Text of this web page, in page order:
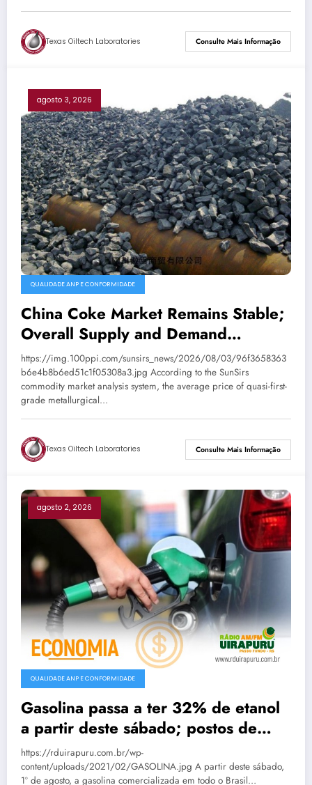
Texas Oiltech Laboratories Consulte Mais Informação
agosto 3, 2026
QUALIDADE ANP E CONFORMIDADE
China Coke Market Remains Stable;
Overall Supply and Demand
Balanced
https://img.100ppi.com/sunsirs_news/2026/08/03/96f3658363
b6e4b8b6ed51c1f05308a3.jpg According to the SunSirs
commodity market analysis system, the average price of quasi-first-
grade metallurgical…
Texas Oiltech Laboratories Consulte Mais Informação
agosto 2, 2026
QUALIDADE ANP E CONFORMIDADE
Gasolina passa a ter 32% de etanol
a partir deste sábado; postos de
Passo Fundo já aguardam nova
composição
https://rduirapuru.com.br/wp-
content/uploads/2021/02/GASOLINA.jpg A partir deste sábado,
1º de agosto, a gasolina comercializada em todo o Brasil…